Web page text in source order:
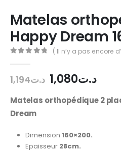
Matelas
Happy Dream
( Il n’y a pas encore
د.ت1,194 د.ت1,080
Matelas orthopédique 2
Dream
Dimension 160×200.
Epaisseur 28cm.